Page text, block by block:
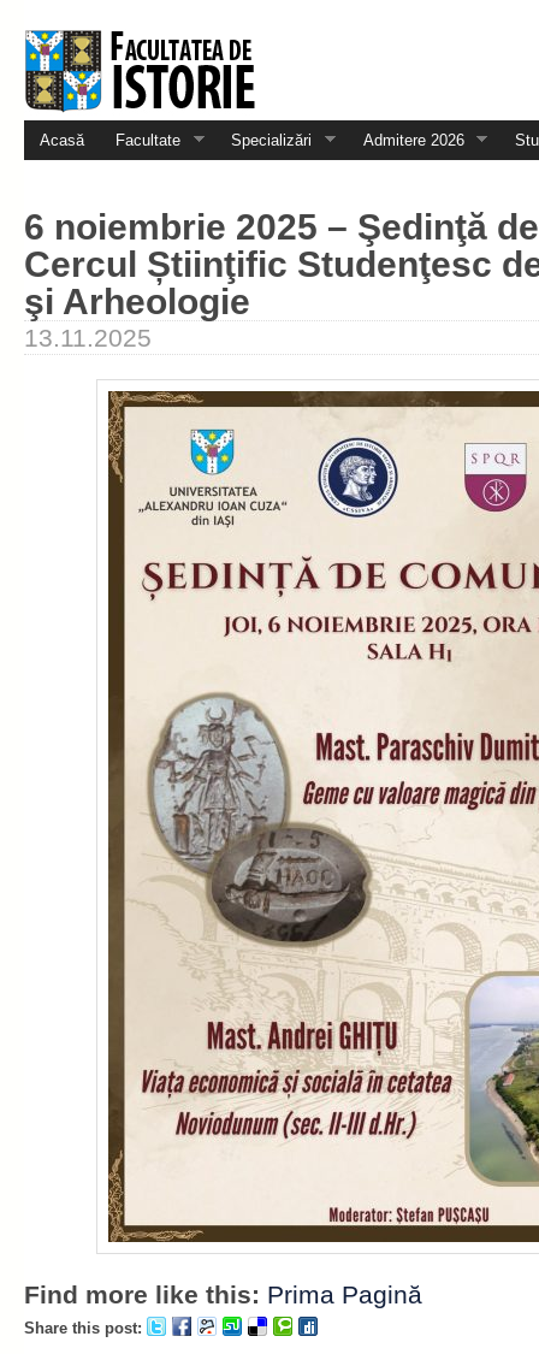
Acasă Facultate Specializări Admitere 2026
6 noiembrie 2025 – Şedinţă
Cercul Știinţific Studenţesc
şi Arheologie
13.11.2025
Find more like this: Prima Pagină
Share this post: